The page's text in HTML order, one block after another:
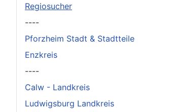
Regiosucher
----
Pforzheim Stadt & Stadtteile
Enzkreis
----
Calw - Landkreis
Ludwigsburg Landkreis